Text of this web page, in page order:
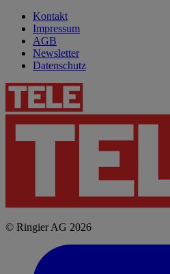
Kontakt
Impressum
AGB
Newsletter
Datenschutz
© Ringier AG 2026